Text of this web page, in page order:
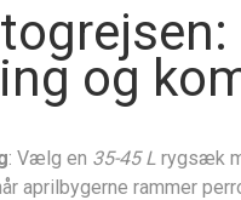
og
: Vælg en 35-45 L rygsæk
aprilbygerne rammer